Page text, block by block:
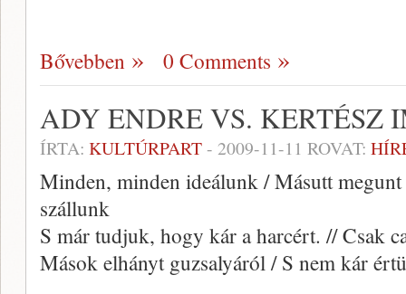
Bővebben 0 Comments
ADY ENDRE VS. KERTÉSZ
ÍRTA: KULTÚRPART- 2009-11-11 ROVAT:
Minden, minden ideálunk / Másutt megunt
szállunk
S már tudjuk, hogy kár a harcért. // Csak
Mások elhányt guzsalyáról / S nem kár